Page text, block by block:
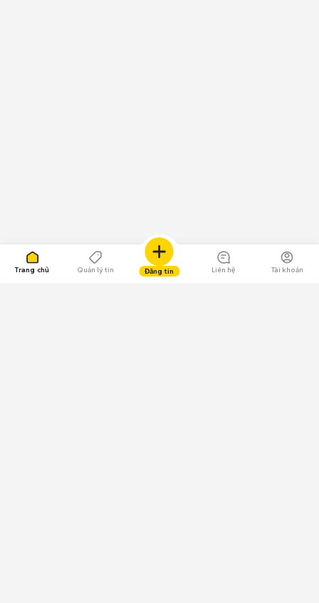
Trang chủ Quản lý tin Đăng tin Liên hệ Tài khoản